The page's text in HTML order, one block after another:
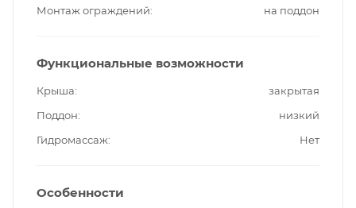
Монтаж ограждений на поддон
Функциональные возможности
Крыша
закрытая
Поддон
низкий
Гидромассаж
Нет
Особенности